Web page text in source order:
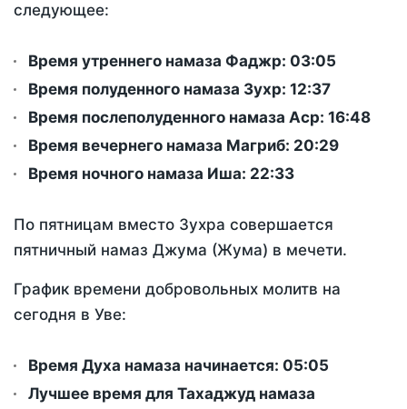
следующее:
Время утреннего намаза Фаджр: 03:05
Время полуденного намаза Зухр: 12:37
Время послеполуденного намаза Аср: 16:48
Время вечернего намаза Магриб: 20:29
Время ночного намаза Иша: 22:33
По пятницам вместо Зухра совершается
пятничный намаз Джума (Жума) в мечети.
График времени добровольных молитв на
сегодня в Уве:
Время Духа намаза начинается: 05:05
Лучшее время для Тахаджуд намаза